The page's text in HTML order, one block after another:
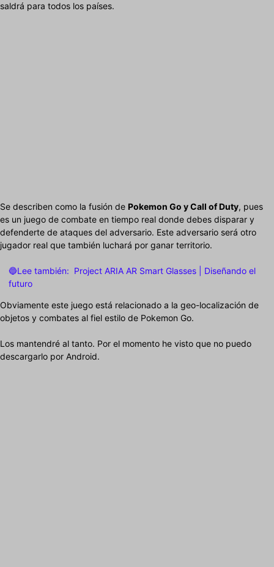
saldrá para todos los países.
Se describen como la fusión de Pokemon Go y Call of Duty, pues
es un juego de combate en tiempo real donde debes disparar y
defenderte de ataques del adversario. Este adversario será otro
jugador real que también luchará por ganar territorio.
🔵Lee también: Project ARIA AR Smart Glasses | Diseñando el
futuro
Obviamente este juego está relacionado a la geo-localización de
objetos y combates al fiel estilo de Pokemon Go.
Los mantendré al tanto. Por el momento he visto que no puedo
descargarlo por Android.